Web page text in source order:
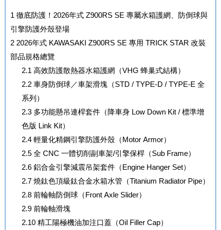
1 徹底防護！2026年式 Z900RS SE 專屬水箱護網、防倒球與
引擎防護外殼登場
2 2026年式 KAWASAKI Z900RS SE 專用 TRICK STAR 改裝
部品規格總覽
2.1 高效防護散熱器水箱護網（VHG 蜂巢式結構）
2.2車身防倒球／車架滑塊（STD / TYPE-D / TYPE-E 全
系列）
2.3多功能懸吊連桿套件（降車身 Low Down Kit / 標準增
色版 Link Kit）
2.4輕量化精鋼引擎防護外殼（Motor Armor）
2.5全 CNC 一體切削副車架/引擎保桿（Sub Frame）
2.6鋁合金引擎減震吊架套件（Engine Hanger Set）
2.7燒鈦色頂級鈦合金水箱水管（Titanium Radiator Pipe）
2.8前輪軸防倒球（Front Axle Slider）
2.9前輪軸滑塊
2.10精工陽極機油加注口蓋（Oil Filler Cap）